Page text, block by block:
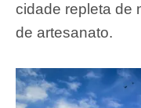
cidade repleta de
de artesanato.